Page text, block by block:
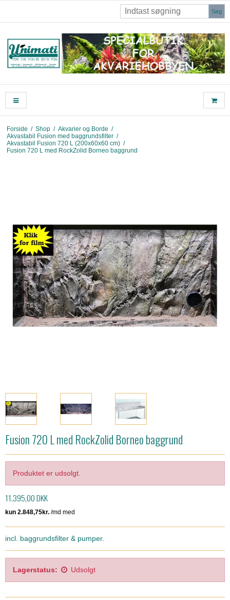
Søg
Forside / Shop / Akvarier og Borde /
Akvastabil Fusion med baggrundsfilter /
Akvastabil Fusion 720 L (200x60x60 cm) /
Fusion 720 L med RockZolid Borneo baggrund
Fusion 720 L med RockZolid Borneo baggrund
Produktet er udsolgt.
11.395,00 DKK
incl. baggrundsfilter & pumper.
Lagerstatus: Udsolgt